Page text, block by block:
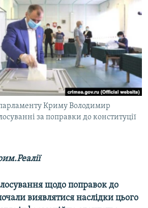
КРИМУ
парламенту Криму Володимир
за поправки до конституції
щодо поправок до
виявлятися наслідки цього